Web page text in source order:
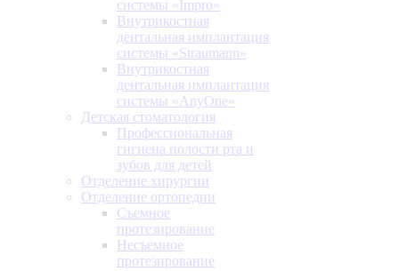
системы «Impro»
Внутрикостная
дентальная имплантация
системы «Straumann»
Внутрикостная
дентальная имплантация
системы «AnyOne»
Детская стоматология
Профессиональная
гигиена полости рта и
зубов для детей
Отделение хирургии
Отделение ортопедии
Съемное
протезирование
Несъемное
протезирование